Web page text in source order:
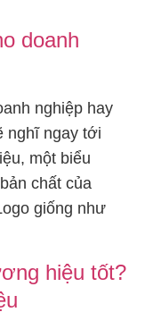
doanh
nghiệp hay
nghĩ ngay tới
một biểu
chất của
giống như
hiệu tốt?